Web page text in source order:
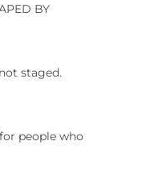
BY
staged.
people who